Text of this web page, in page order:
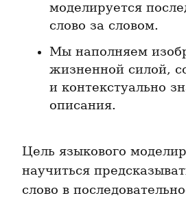
моделируется
слово за словом.
Мы наполняем
жизненной силой,
и контекстуально
описания.
Цель языкового
научиться
слово в